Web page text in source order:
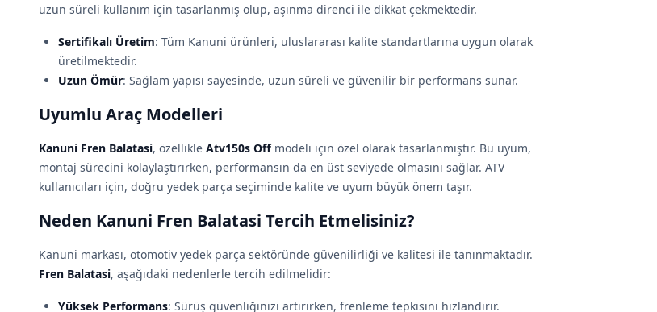
uzun süreli kullanım için tasarlanmış olup, aşınma direnci ile dikkat çekmektedir.
Sertifikalı Üretim: Tüm Kanuni ürünleri, uluslararası kalite standartlarına uygun olarak
üretilmektedir.
Uzun Ömür: Sağlam yapısı sayesinde, uzun süreli ve güvenilir bir performans sunar.
Uyumlu Araç Modelleri
Kanuni Fren Balatasi, özellikle Atv150s Offmodeli için özel olarak tasarlanmıştır. Bu uyum,
montaj sürecini kolaylaştırırken, performansın da en üst seviyede olmasını sağlar. ATV
kullanıcıları için, doğru yedek parça seçiminde kalite ve uyum büyük önem taşır.
Neden Kanuni Fren Balatasi Tercih Etmelisiniz?
Kanuni markası, otomotiv yedek parça sektöründe güvenilirliği ve kalitesi ile tanınmaktadır.
Fren Balatasi, aşağıdaki nedenlerle tercih edilmelidir:
Yüksek Performans: Sürüş güvenliğinizi artırırken, frenleme tepkisini hızlandırır.